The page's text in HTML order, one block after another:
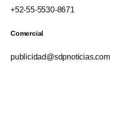
+52-55-5530-8671
Comercial
publicidad@sdpnoticias.com